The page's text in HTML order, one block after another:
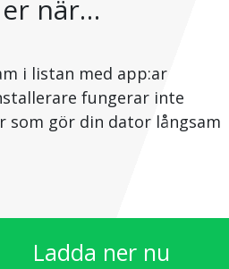
när…
i listan med app:ar
fungerar inte
som gör din dator långsam
Ladda ner nu